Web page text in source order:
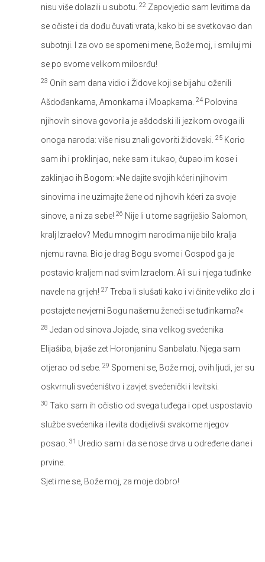
nisu više dolazili u subotu. 22 Zapovjedio sam levitima da
se očiste i da dođu čuvati vrata, kako bi se svetkovao dan
subotnji. I za ovo se spomeni mene, Bože moj, i smiluj mi
se po svome velikom milosrđu!
23 Onih sam dana vidio i Židove koji se bijahu oženili
Ašdođankama, Amonkama i Moapkama. 24 Polovina
njihovih sinova govorila je ašdodski ili jezikom ovoga ili
onoga naroda: više nisu znali govoriti židovski. 25 Korio
sam ih i proklinjao, neke sam i tukao, čupao im kose i
zaklinjao ih Bogom: »Ne dajite svojih kćeri njihovim
sinovima i ne uzimajte žene od njihovih kćeri za svoje
sinove, a ni za sebe! 26 Nije li u tome sagriješio Salomon,
kralj Izraelov? Među mnogim narodima nije bilo kralja
njemu ravna. Bio je drag Bogu svome i Gospod ga je
postavio kraljem nad svim Izraelom. Ali su i njega tuđinke
navele na grijeh! 27 Treba li slušati kako i vi činite veliko zlo i
postajete nevjerni Bogu našemu ženeći se tuđinkama?«
28 Jedan od sinova Jojade, sina velikog svećenika
Elijašiba, bijaše zet Horonjaninu Sanbalatu. Njega sam
otjerao od sebe. 29 Spomeni se, Bože moj, ovih ljudi, jer su
oskvrnuli svećeništvo i zavjet svećenički i levitski.
30 Tako sam ih očistio od svega tuđega i opet uspostavio
službe svećenika i levita dodijelivši svakome njegov
posao. 31 Uredio sam i da se nose drva u određene dane i
prvine.
Sjeti me se, Bože moj, za moje dobro!